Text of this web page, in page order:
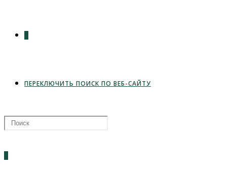
ПЕРЕКЛЮЧИТЬ ПОИСК ПО ВЕБ-САЙТУ